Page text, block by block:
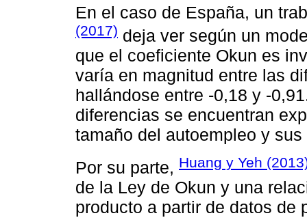
En el caso de España, un
(2017) deja ver según un
que el coeficiente Okun es
varía en magnitud entre las
hallándose entre -0,18 y -
diferencias se encuentran
tamaño del autoempleo y
Por su parte, Huang y Yeh
de la Ley de Okun y una
producto a partir de datos de